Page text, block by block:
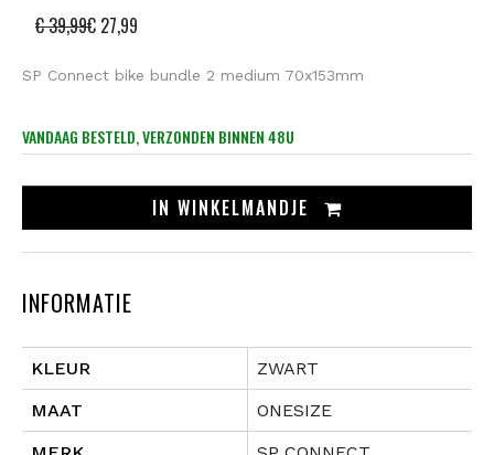
€ 39,99€ 27,99
SP Connect bike bundle 2 medium 70x153mm
VANDAAG BESTELD, VERZONDEN BINNEN 48U
IN WINKELMANDJE
INFORMATIE
KLEUR
ZWART
MAAT
ONESIZE